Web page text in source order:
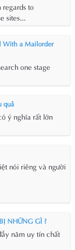
to
sites...
With a Mailorder
one stage
quả
ý nghĩa rất lớn
nói riêng và người
NHỮNG GÌ ?
năm uy tín chất